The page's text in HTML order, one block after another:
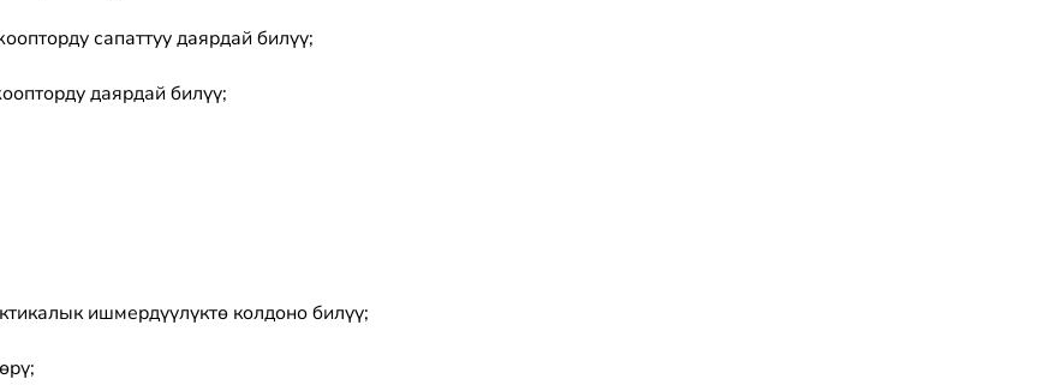
сапаттуу даярдай билүү;
даярдай билүү;
ишмердүүлүктө колдоно билүү;